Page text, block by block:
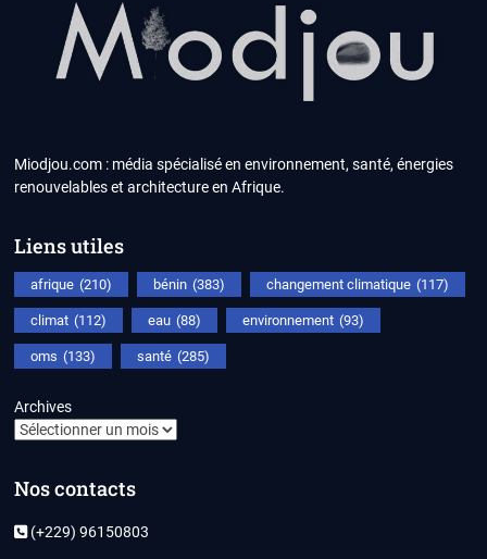
Miodjou.com : média spécialisé en environnement, santé, énergies
renouvelables et architecture en Afrique.
Liens utiles
afrique (210) bénin (383) changement climatique (117)
climat (112) eau (88) environnement (93)
oms (133) santé (285)
Archives
Nos contacts
(+229) 96150803